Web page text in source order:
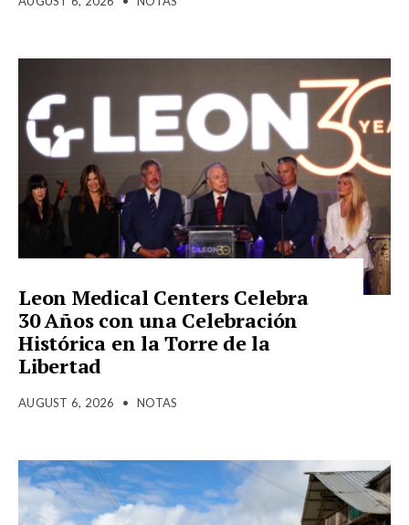
Leon Medical Centers Celebra
30 Años con una Celebración
Histórica en la Torre de la
Libertad
AUGUST 6, 2026 • NOTAS